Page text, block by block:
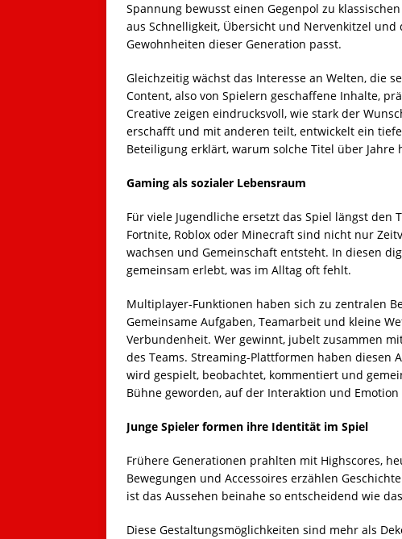
Spannung bewusst einen Gegenpol zu
aus Schnelligkeit, Übersicht und Nervenkitzel
Gewohnheiten dieser Generation passt.
Gleichzeitig wächst das Interesse an Welten, die
Content, also von Spielern geschaffene Inhalte,
Creative zeigen eindrucksvoll, wie stark der
erschafft und mit anderen teilt, entwickelt ein
Beteiligung erklärt, warum solche Titel über
Gaming als sozialer Lebensraum
Für viele Jugendliche ersetzt das Spiel längst
Fortnite, Roblox oder Minecraft sind nicht nur
wachsen und Gemeinschaft entsteht. In diesen
gemeinsam erlebt, was im Alltag oft fehlt.
Multiplayer-Funktionen haben sich zu zentralen
Gemeinsame Aufgaben, Teamarbeit und kleine
Verbundenheit. Wer gewinnt, jubelt zusammen
des Teams. Streaming-Plattformen haben diesen
wird gespielt, beobachtet, kommentiert und
Bühne geworden, auf der Interaktion und
Junge Spieler formen ihre Identität im Spiel
Frühere Generationen prahlten mit Highscores,
Bewegungen und Accessoires erzählen
ist das Aussehen beinahe so entscheidend wie
Diese Gestaltungsmöglichkeiten sind mehr als